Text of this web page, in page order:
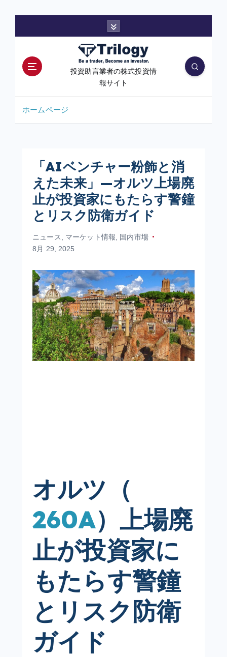
投資助言業者の株式投資情
報サイト
ホームページ
「AIベンチャー粉飾と消
えた未来」—オルツ上場廃
止が投資家にもたらす警鐘
とリスク防衛ガイド
ニュース マーケット情報
国内市場
8月 29, 2025
オルツ（
260A）上場廃
止が投資家に
もたらす警鐘
とリスク防衛
ガイド